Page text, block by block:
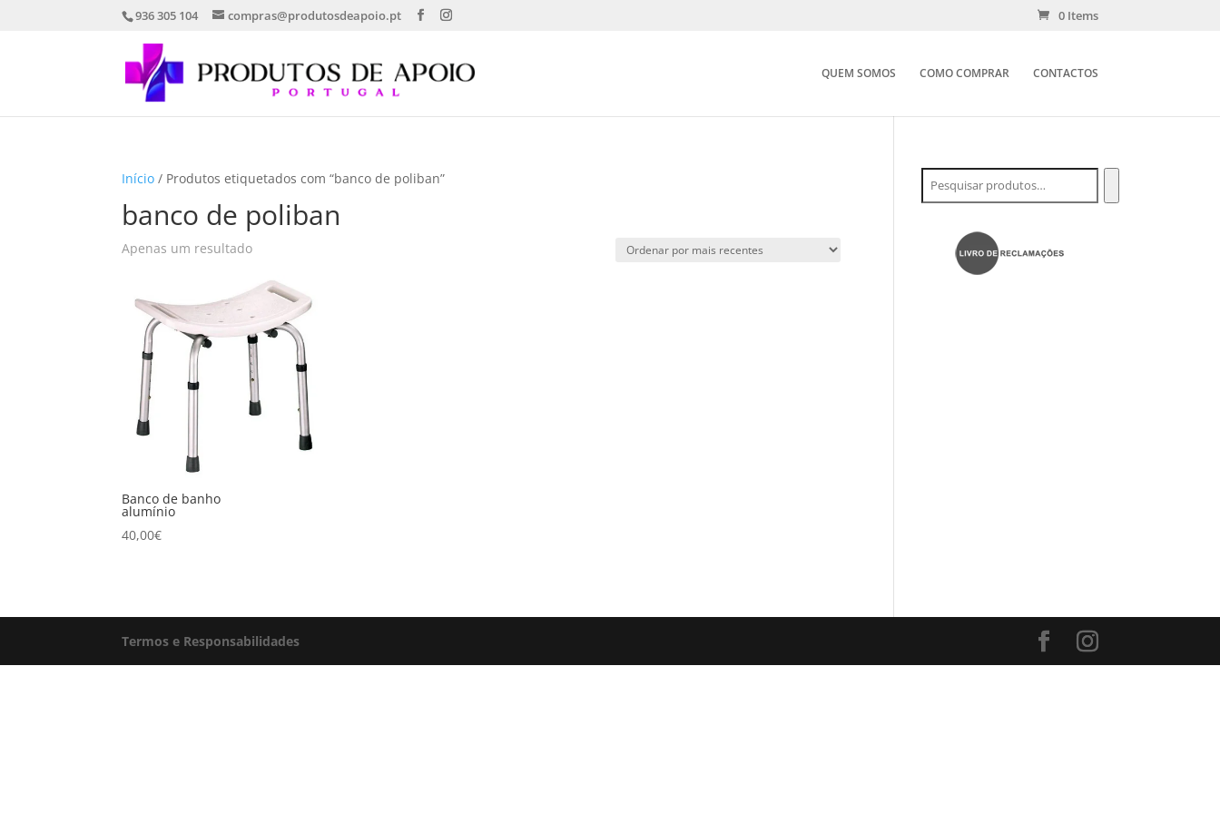
936 305 104 compras@produtosdeapoio.pt 0 Items
QUEM SOMOS COMO COMPRAR CONTACTOS
Início / Produtos etiquetados com “banco de poliban”
banco de poliban
Apenas um resultado
Banco de banho
alumínio
40,00€
Termos e Responsabilidades